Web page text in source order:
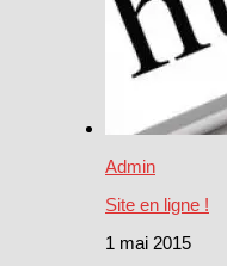
Admin
Site en ligne !
1 mai 2015